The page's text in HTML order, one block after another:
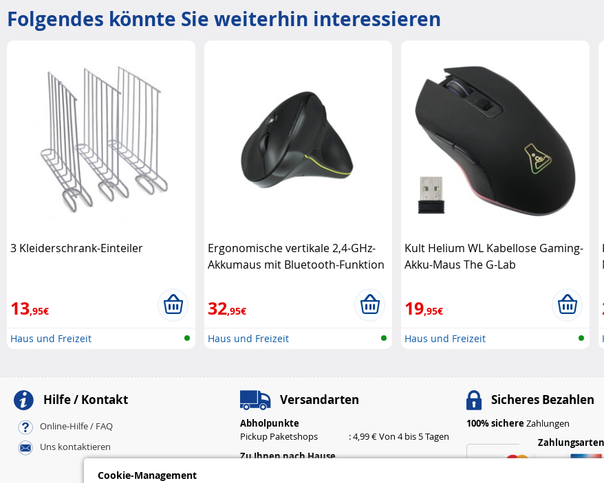
Cookie-Management
Folgendes könnte Sie weiterhin interessieren
3 Kleiderschrank-Einteiler
13,95€
Haus und Freizeit
Ergonomische vertikale 2,4-GHz-
Akkumaus mit Bluetooth-Funktion
32,95€
Haus und Freizeit
Kult Helium WL Kabellose Gaming-
Akku-Maus The G-Lab
19,95€
Haus und Freizeit
Hilfe / Kontakt
Online-Hilfe / FAQ
Uns kontaktieren
Versandarten
Abholpunkte
Pickup Paketshops
: 4,99 € Von 4 bis 5 Tagen
Zu Ihnen nach Hause
Sicheres Bezahlen
100% sichereZahlungen
Zahlungsarten